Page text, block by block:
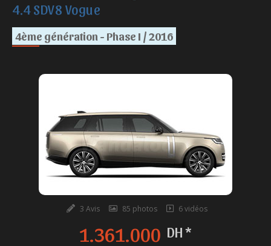
4.4 SDV8 Vogue
4ème génération - Phase I / 2016
3 Avis 85 photos 6 vidéos
1.361.000 DH *